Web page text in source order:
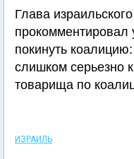
Глава
покинуть
слишком серьезно
товарища по
ИЗРАИЛЬ